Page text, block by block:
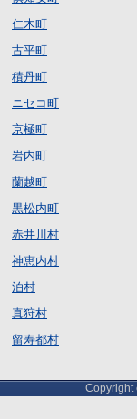
仁木町
古平町
積丹町
ニセコ町
京極町
岩内町
蘭越町
黒松内町
赤井川村
神恵内村
泊村
真狩村
留寿都村
Copyright